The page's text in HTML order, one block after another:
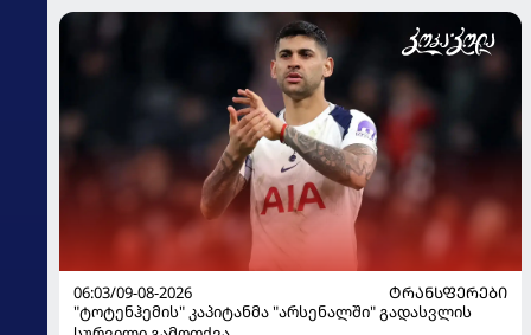
06:03/09-08-2026
ᲢᲠᲐᲜᲡᲤᲔᲠᲔᲑᲘ
"ტოტენჰემის" კაპიტანმა "არსენალში" გადასვლის